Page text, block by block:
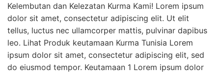
Kelembutan dan Kelezatan Kurma Kami! Lorem ipsum
dolor sit amet, consectetur adipiscing elit. Ut elit
tellus, luctus nec ullamcorper mattis, pulvinar dapibus
leo. Lihat Produk keutamaan Kurma Tunisia Lorem
ipsum dolor sit amet, consectetur adipiscing elit, sed
do eiusmod tempor. Keutamaan 1 Lorem ipsum dolor